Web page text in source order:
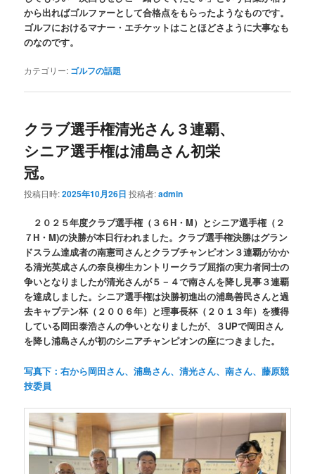
から出ればゴルファーとして合格点をもらったようなものです。
ゴルフにおけるマナー・エチケットはことほどさように大事なも
のなのです。
カテゴリー: ゴルフの話題
クラブ選手権清光さん３連覇、
シニア選手権は浦島さん初栄
冠。
投稿日時:2025年10月26日 投稿者:admin
２０２５年度クラブ選手権（３６H・M）とシニア選手権（２
７H・M)の決勝が本日行われました。クラブ選手権決勝はグラン
ドスラム達成者の南憲司さんとクラブチャンピオン３連覇がかか
る清光英成さんの奈良柳生カントリークラブ屈指の実力者同士の
争いとなりましたが清光さんが５－４で南さんを降し見事３連覇
を達成しました。シニア選手権は決勝初進出の浦島善民さんと過
去キャプテン杯（２００６年）と理事長杯（２０１３年）を獲得
している岡田泰浩さんの争いとなりましたが、３UPで岡田さん
を降し浦島さんが初のシニアチャンピオンの座につきました。
写真下：右から岡田さん、浦島さん、清光さん、南さん、藤原競
技委員